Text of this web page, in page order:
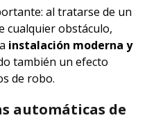
al tratarse de un
cualquier obstáculo,
instalación moderna y
también un efecto
de robo.
automáticas de